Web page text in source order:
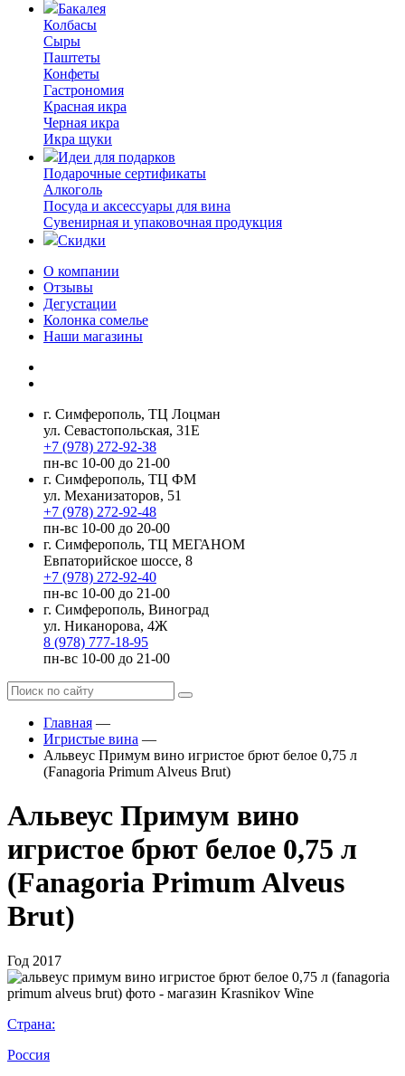
Бакалея
Колбасы
Сыры
Паштеты
Конфеты
Гастрономия
Красная икра
Черная икра
Икра щуки
Идеи для подарков
Подарочные сертификаты
Алкоголь
Посуда и аксессуары для вина
Сувенирная и упаковочная продукция
Скидки
О компании
Отзывы
Дегустации
Колонка сомелье
Наши магазины
г. Симферополь, ТЦ Лоцман
ул. Севастопольская, 31Е
+7 (978) 272-92-38
пн-вс 10-00 до 21-00
г. Симферополь, ТЦ ФМ
ул. Механизаторов, 51
+7 (978) 272-92-48
пн-вс 10-00 до 20-00
г. Симферополь, ТЦ МЕГАНОМ
Евпаторийское шоссе, 8
+7 (978) 272-92-40
пн-вс 10-00 до 21-00
г. Симферополь, Виноград
ул. Никанорова, 4Ж
8 (978) 777-18-95
пн-вс 10-00 до 21-00
Главная —
Игристые вина —
Альвеус Примум вино игристое брют белое 0,75 л
(Fanagoria Primum Alveus Brut)
Альвеус Примум вино
игристое брют белое 0,75 л
(Fanagoria Primum Alveus
Brut)
Год 2017
Страна:
Россия